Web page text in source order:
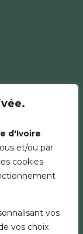
d'Ivoire
et/ou par
cookies
vos
vos choix